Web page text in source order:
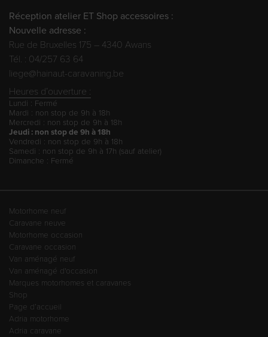
Réception atelier ET Shop accessoires :
Nouvelle adresse :
Rue de Bruxelles 175 – 4340 Awans
Tél. : 04/257 63 64
liege@hainaut-caravaning.be
Heures d’ouverture :
Lundi : Fermé
Mardi : non stop de 9h à 18h
Mercredi : non stop de 9h à 18h
Jeudi : non stop de 9h à 18h
Vendredi : non stop de 9h à 18h
Samedi : non stop de 9h à 17h (sauf atelier)
Dimanche : Fermé
Motorhome neuf
Caravane neuve
Motorhome occasion
Caravane occasion
Van aménagé neuf
Van aménagé d'occasion
Marques motorhomes et caravanes
Shop
Page d’accueil
Adria motorhome
Adria caravane